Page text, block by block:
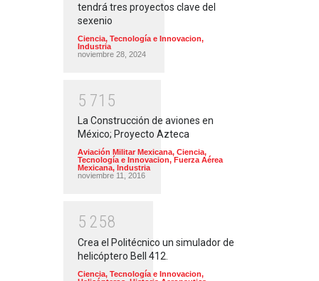
tendrá tres proyectos clave del
sexenio
Ciencia, Tecnología e Innovacion,
Industria
noviembre 28, 2024
5 71 5
La Construcción de aviones en
México; Proyecto Azteca
Aviación Militar Mexicana, Ciencia,
Tecnología e Innovacion, Fuerza Aérea
Mexicana, Industria
noviembre 11, 2016
5 258
Crea el Politécnico un simulador de
helicóptero Bell 412.
Ciencia, Tecnología e Innovacion,